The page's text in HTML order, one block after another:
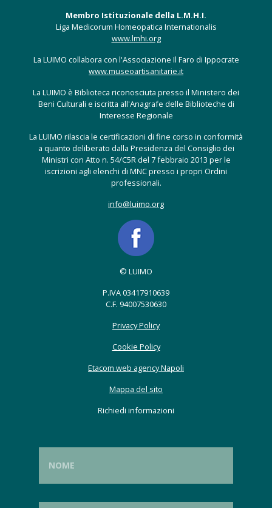
Membro Istituzionale della L.M.H.I.
Liga Medicorum Homeopatica Internationalis
www.lmhi.org
La LUIMO collabora con l'Associazione Il Faro di Ippocrate
www.museoartisanitarie.it
La LUIMO è Biblioteca riconosciuta presso il Ministero dei
Beni Culturali e iscritta all'Anagrafe delle Biblioteche di
Interesse Regionale
La LUIMO rilascia le certificazioni di fine corso in conformità
a quanto deliberato dalla Presidenza del Consiglio dei
Ministri con Atto n. 54/C5R del 7 febbraio 2013 per le
iscrizioni agli elenchi di MNC presso i propri Ordini
professionali.
info@luimo.org
© LUIMO
P.IVA 03417910639
C.F. 94007530630
Privacy Policy
Cookie Policy
Etacom web agency Napoli
Mappa del sito
Richiedi informazioni